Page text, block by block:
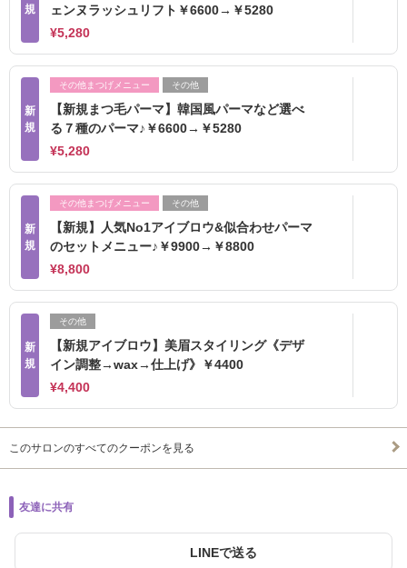
規
ェンヌラッシュリフト￥6600→￥5280
¥5,280
新
規
その他まつげメニュー その他
【新規まつ毛パーマ】韓国風パーマなど選べ
る７種のパーマ♪￥6600→￥5280
¥5,280
新
規
その他まつげメニュー その他
【新規】人気No1アイブロウ&似合わせパーマ
のセットメニュー♪￥9900→￥8800
¥8,800
新
規
その他
【新規アイブロウ】美眉スタイリング《デザ
イン調整→wax→仕上げ》￥4400
¥4,400
このサロンのすべてのクーポンを見る
友達に共有
LINEで送る